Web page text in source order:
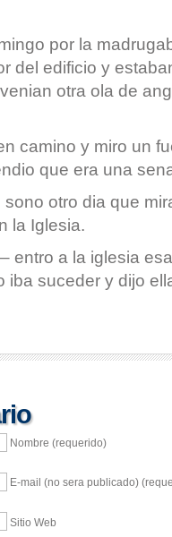
por la
del edificio y
otra ola de
camino y miro un
que era una
otro dia que
la Iglesia.
entro a la iglesia
iba suceder y dijo
Nombre (requerido)
E-mail (no sera publicado)
Sitio Web